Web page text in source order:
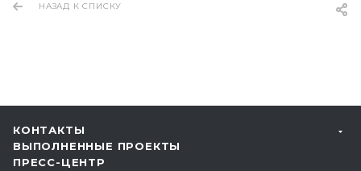
НАЗАД К СПИСКУ
КОНТАКТЫ
ВЫПОЛНЕННЫЕ ПРОЕКТЫ
ПРЕСС-ЦЕНТР